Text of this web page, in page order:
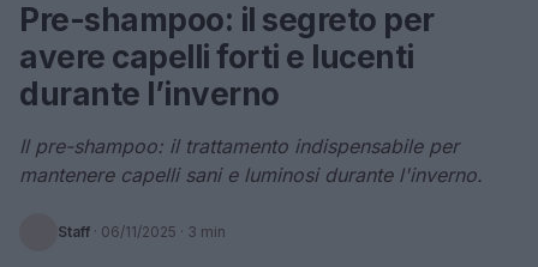
Pre-shampoo: il segreto per
avere capelli forti e lucenti
durante l’inverno
Il pre-shampoo: il trattamento indispensabile per
mantenere capelli sani e luminosi durante l'inverno.
Staff · 06/11/2025 · 3 min